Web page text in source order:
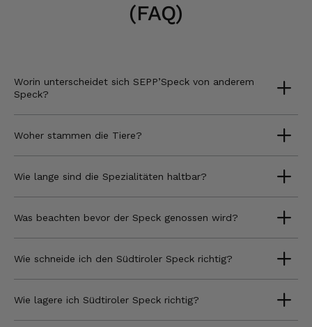
(FAQ)
Worin unterscheidet sich SEPP’Speck von anderem
Speck?
Woher stammen die Tiere?
Wie lange sind die Spezialitäten haltbar?
Was beachten bevor der Speck genossen wird?
Wie schneide ich den Südtiroler Speck richtig?
Wie lagere ich Südtiroler Speck richtig?